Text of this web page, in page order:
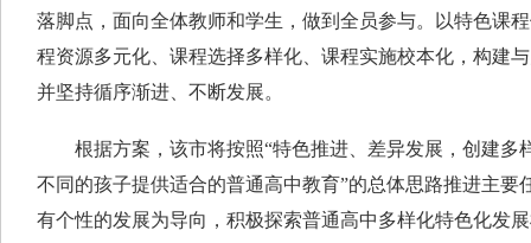
落脚点，面向全体教师和学生，做到全员参与。以特色课
程资源多元化、课程选择多样化、课程实施校本化，构建
并坚持循序渐进、不断发展。
根据方案，该市将按照“特色推进、差异发展，创建多
不同的孩子提供适合的普通高中教育”的总体思路推进主要
有个性的发展为导向，积极探索普通高中多样化特色化发